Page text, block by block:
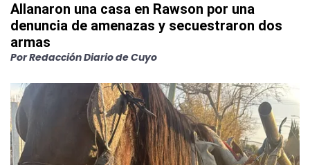
Allanaron una casa en Rawson por una
denuncia de amenazas y secuestraron dos
armas
PorRedacción Diario de Cuyo